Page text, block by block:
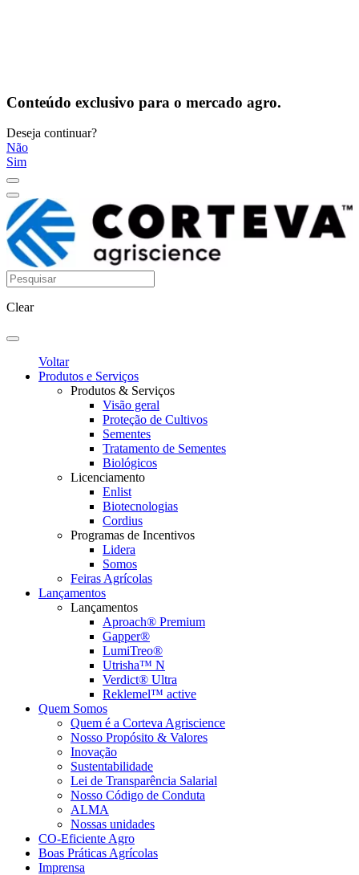
Conteúdo exclusivo para o mercado agro.
Deseja continuar?
Não
Sim
Clear
Voltar
Produtos e Serviços
Produtos & Serviços
Visão geral
Proteção de Cultivos
Sementes
Tratamento de Sementes
Biológicos
Licenciamento
Enlist
Biotecnologias
Cordius
Programas de Incentivos
Lidera
Somos
Feiras Agrícolas
Lançamentos
Lançamentos
Aproach® Premium
Gapper®
LumiTreo®
Utrisha™ N
Verdict® Ultra
Reklemel™ active
Quem Somos
Quem é a Corteva Agriscience
Nosso Propósito & Valores
Inovação
Sustentabilidade
Lei de Transparência Salarial
Nosso Código de Conduta
ALMA
Nossas unidades
CO-Eficiente Agro
Boas Práticas Agrícolas
Imprensa